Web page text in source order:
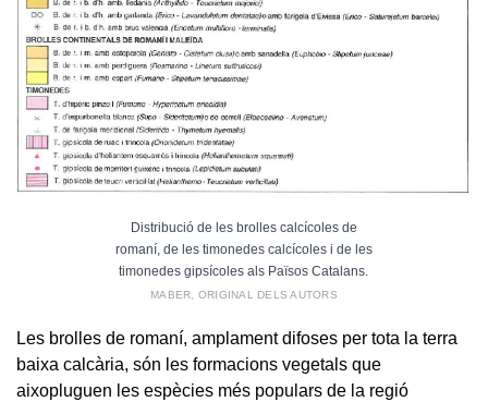
Distribució de les brolles calcícoles de
romaní, de les timonedes calcícoles i de les
timonedes gipsícoles als Països Catalans.
MABER, ORIGINAL DELS AUTORS
Les brolles de romaní, amplament difoses per tota la terra
baixa calcària, són les formacions vegetals que
aixopluguen les espècies més populars de la regió